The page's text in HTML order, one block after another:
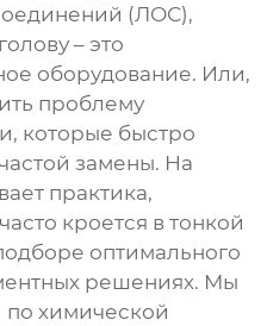
(ЛОС),
– это
оборудование. Или,
проблему
которые быстро
замены. На
практика,
кроется в тонкой
оптимального
решениях. Мы
химической